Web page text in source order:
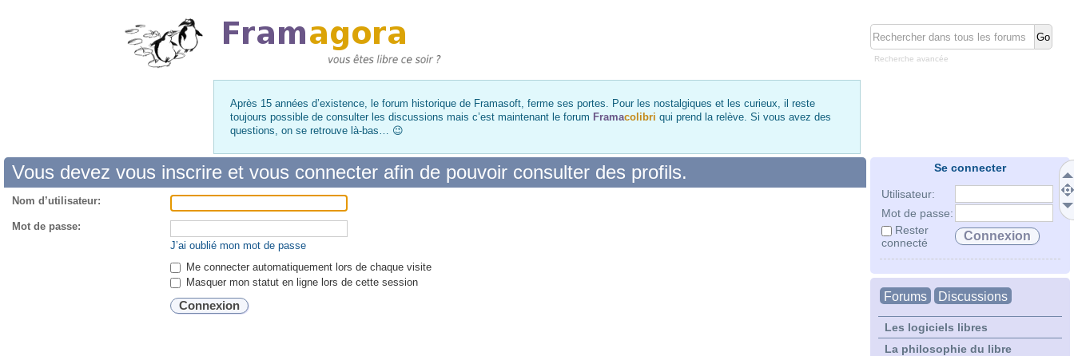
Recherche avancée
Après 15 années d’existence, le forum historique de Framasoft, ferme ses portes. Pour les nostalgiques et les curieux, il reste
toujours possible de consulter les discussions mais c’est maintenant le forum Framacolibri qui prend la relève. Si vous avez des
questions, on se retrouve là-bas… 😉
Se connecter
Utilisateur:
Mot de passe:
Rester
connecté
Forums Discussions
Les logiciels libres
La philosophie du libre
Vous devez vous inscrire et vous connecter afin de pouvoir consulter des profils.
Nom d’utilisateur:
Mot de passe:
J’ai oublié mon mot de passe
Me connecter automatiquement lors de chaque visite
Masquer mon statut en ligne lors de cette session